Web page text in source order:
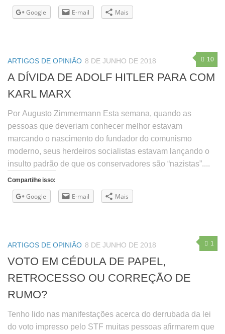
Google E-mail Mais
10
ARTIGOS DE OPINIÃO 8 DE JUNHO DE 2018
A DÍVIDA DE ADOLF HITLER PARA COM
KARL MARX
Por Augusto Zimmermann Esta semana, quando as
pessoas que deveriam conhecer melhor estavam
marcando o nascimento do fundador do comunismo
moderno, seus herdeiros socialistas estavam lançando o
insulto padrão de que os conservadores são “nazistas”....
Compartilhe isso:
Google E-mail Mais
1
ARTIGOS DE OPINIÃO 8 DE JUNHO DE 2018
VOTO EM CÉDULA DE PAPEL,
RETROCESSO OU CORREÇÃO DE
RUMO?
Tenho lido nas manifestações acerca do derrubada da lei
do voto impresso pelo STF muitas pessoas afirmarem que